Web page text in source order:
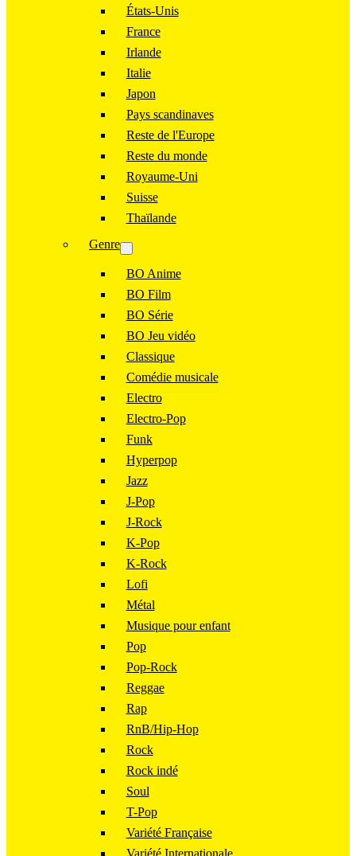
États-Unis
France
Irlande
Italie
Japon
Pays scandinaves
Reste de l'Europe
Reste du monde
Royaume-Uni
Suisse
Thaïlande
Genre
BO Anime
BO Film
BO Série
BO Jeu vidéo
Classique
Comédie musicale
Electro
Electro-Pop
Funk
Hyperpop
Jazz
J-Pop
J-Rock
K-Pop
K-Rock
Lofi
Métal
Musique pour enfant
Pop
Pop-Rock
Reggae
Rap
RnB/Hip-Hop
Rock
Rock indé
Soul
T-Pop
Variété Française
Variété Internationale